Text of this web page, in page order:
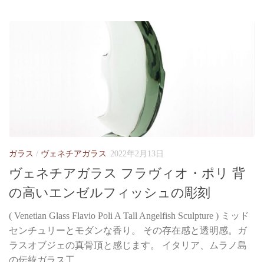
ガラス / ヴェネチアガラス 2022年2月13日
ヴェネチアガラス フラヴィオ・ポリ 背
の高いエンゼルフィッシュの彫刻
( Venetian Glass Flavio Poli A Tall Angelfish Sculpture ) ミッド
センチュリーとモダンな香り。 その存在感と透明感。ガ
ラスオブジェの真骨頂と感じます。 イタリア、ムラノ島
の伝統ガラス工...